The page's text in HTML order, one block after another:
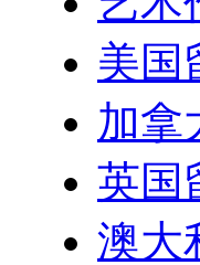
美国
加拿
英国
澳大